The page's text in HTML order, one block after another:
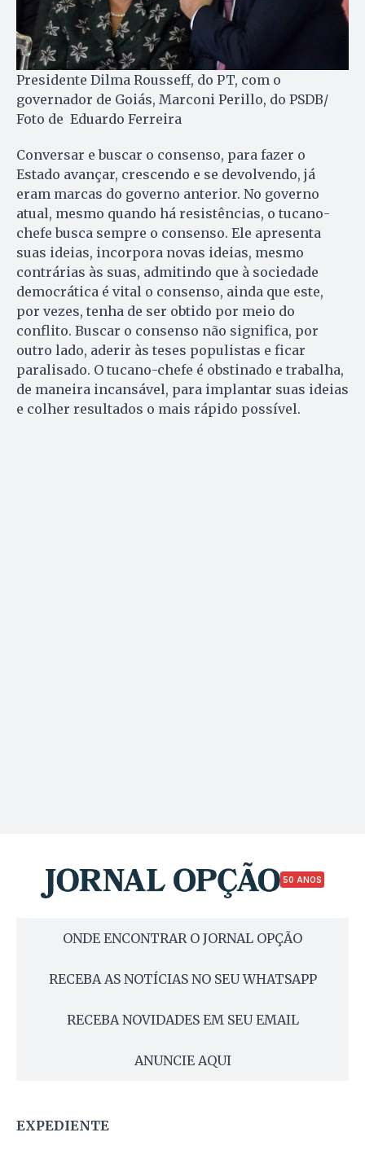
Presidente Dilma Rousseff, do PT, com o
governador de Goiás, Marconi Perillo, do PSDB/
Foto de Eduardo Ferreira
Conversar e buscar o consenso, para fazer o
Estado avançar, crescendo e se devolvendo, já
eram marcas do governo anterior. No governo
atual, mesmo quando há resistências, o tucano-
chefe busca sempre o consenso. Ele apresenta
suas ideias, incorpora novas ideias, mesmo
contrárias às suas, admitindo que à sociedade
democrática é vital o consenso, ainda que este,
por vezes, tenha de ser obtido por meio do
conflito. Buscar o consenso não significa, por
outro lado, aderir às teses populistas e ficar
paralisado. O tucano-chefe é obstinado e trabalha,
de maneira incansável, para implantar suas ideias
e colher resultados o mais rápido possível.
50 ANOS
ONDE ENCONTRAR O JORNAL OPÇÃO
RECEBA AS NOTÍCIAS NO SEU WHATSAPP
RECEBA NOVIDADES EM SEU EMAIL
ANUNCIE AQUI
EXPEDIENTE